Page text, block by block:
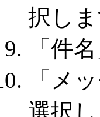
択しま
「件
「メ
選択し